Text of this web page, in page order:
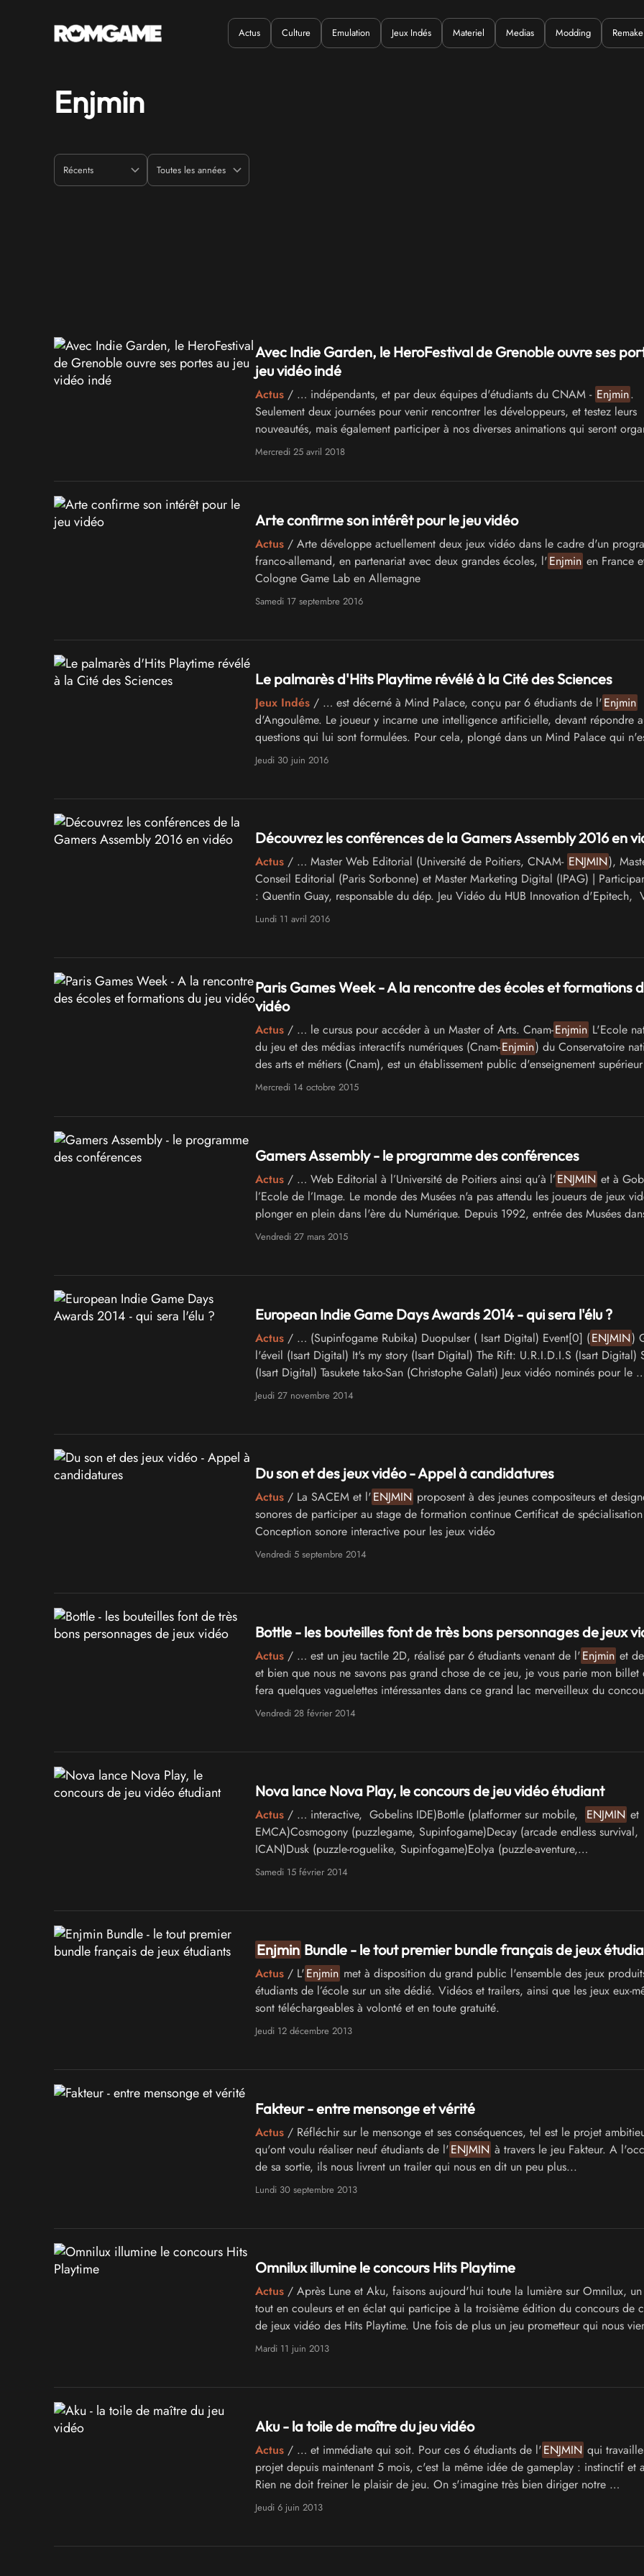
Quand ? Où ? Quoi ?
Actus Culture Emulation Jeux Indés Materiel Medias Modding Remake
Enjmin
Avec Indie Garden, le HeroFestival de Grenoble ouvre ses
jeu vidéo indé
Actus/ … indépendants, et par deux équipes d'étudiants du CNAM - Enjmin.
Seulement deux journées pour venir rencontrer les développeurs, et testez leurs
nouveautés, mais également participer à nos diverses animations qui seront
en partenariat avec …
Mercredi 25 avril 2018
Arte confirme son intérêt pour le jeu vidéo
Actus/ Arte développe actuellement deux jeux vidéo dans le cadre d'un
franco-allemand, en partenariat avec deux grandes écoles, l'Enjmin en France
Cologne Game Lab en Allemagne
Samedi 17 septembre 2016
Le palmarès d'Hits Playtime révélé à la Cité des Sciences
Jeux Indés/ … est décerné à Mind Palace, conçu par 6 étudiants de l'Enjmin
d'Angoulême. Le joueur y incarne une intelligence artificielle, devant répondre
questions qui lui sont formulées. Pour cela, plongé dans un Mind Palace qui
sien, il doit faire …
Jeudi 30 juin 2016
Découvrez les conférences de la Gamers Assembly 2016 en
Actus/ … Master Web Editorial (Université de Poitiers, CNAM- ENJMIN),
Conseil Editorial (Paris Sorbonne) et Master Marketing Digital (IPAG) |
: Quentin Guay, responsable du dép. Jeu Vidéo du HUB Innovation d'Epitech,
Percevault, …
Lundi 11 avril 2016
Paris Games Week - A la rencontre des écoles et formations
vidéo
Actus/ … le cursus pour accéder à un Master of Arts. Cnam-Enjmin L'Ecole
du jeu et des médias interactifs numériques (Cnam-Enjmin) du Conservatoire
des arts et métiers (Cnam), est un établissement public d'enseignement
Mercredi 14 octobre 2015
Gamers Assembly - le programme des conférences
Actus/ … Web Editorial à l’Université de Poitiers ainsi qu’à l’ENJMIN et à
l’Ecole de l’Image. Le monde des Musées n'a pas attendu les joueurs de jeux
plonger en plein dans l'ère du Numérique. Depuis 1992, entrée des Musées
grand bain …
Vendredi 27 mars 2015
European Indie Game Days Awards 2014 - qui sera l'élu ?
Actus/ … (Supinfogame Rubika) Duopulser ( Isart Digital) Event[0] (ENJMIN)
l'éveil (Isart Digital) It's my story (Isart Digital) The Rift: U.R.I.D.I.S (Isart Digital)
(Isart Digital) Tasukete tako-San (Christophe Galati) Jeux vidéo nominés pour le
Jeudi 27 novembre 2014
Du son et des jeux vidéo - Appel à candidatures
Actus/ La SACEM et l'ENJMIN proposent à des jeunes compositeurs et
sonores de participer au stage de formation continue Certificat de spécialisation
Conception sonore interactive pour les jeux vidéo
Vendredi 5 septembre 2014
Bottle - les bouteilles font de très bons personnages de jeux
Actus/ … est un jeu tactile 2D, réalisé par 6 étudiants venant de l'Enjmin et
et bien que nous ne savons pas grand chose de ce jeu, je vous parie mon
fera quelques vaguelettes intéressantes dans ce grand lac merveilleux du
Play. …
Vendredi 28 février 2014
Nova lance Nova Play, le concours de jeu vidéo étudiant
Actus/ … interactive, Gobelins IDE)Bottle (platformer sur mobile, ENJMIN et
EMCA)Cosmogony (puzzlegame, Supinfogame)Decay (arcade endless survival,
ICAN)Dusk (puzzle-roguelike, Supinfogame)Eolya (puzzle-aventure,
Supinfogame)FISHBONES (expérience alternative, …
Samedi 15 février 2014
Enjmin Bundle - le tout premier bundle français de jeux
Actus/ L'Enjmin met à disposition du grand public l'ensemble des jeux
étudiants de l’école sur un site dédié. Vidéos et trailers, ainsi que les jeux eux-
sont téléchargeables à volonté et en toute gratuité.
Jeudi 12 décembre 2013
Fakteur - entre mensonge et vérité
Actus/ Réfléchir sur le mensonge et ses conséquences, tel est le projet
qu'ont voulu réaliser neuf étudiants de l'ENJMIN à travers le jeu Fakteur. A
de sa sortie, ils nous livrent un trailer qui nous en dit un peu plus...
Lundi 30 septembre 2013
Omnilux illumine le concours Hits Playtime
Actus/ Après Lune et Aku, faisons aujourd'hui toute la lumière sur Omnilux,
tout en couleurs et en éclat qui participe à la troisième édition du concours de
de jeux vidéo des Hits Playtime. Une fois de plus un jeu prometteur qui nous
équipe d'étudiants de l'
Mardi 11 juin 2013
Aku - la toile de maître du jeu vidéo
Actus/ … et immédiate qui soit. Pour ces 6 étudiants de l'ENJMIN qui
projet depuis maintenant 5 mois, c'est la même idée de gameplay : instinctif et
Rien ne doit freiner le plaisir de jeu. On s'imagine très bien diriger notre …
Jeudi 6 juin 2013